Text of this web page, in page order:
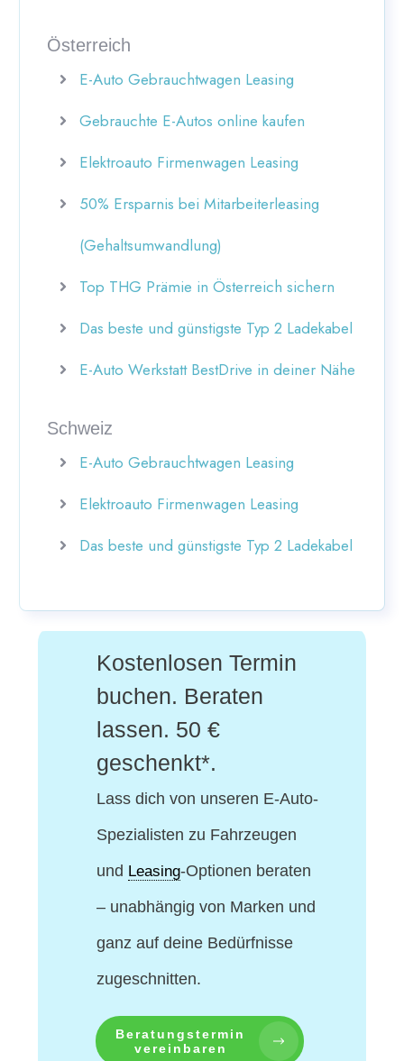
Österreich
E-Auto Gebrauchtwagen Leasing
Gebrauchte E-Autos online kaufen
Elektroauto Firmenwagen Leasing
50% Ersparnis bei Mitarbeiterleasing
(Gehaltsumwandlung)
Top THG Prämie in Österreich sichern
Das beste und günstigste Typ 2 Ladekabel
E-Auto Werkstatt BestDrive in deiner Nähe
Schweiz
E-Auto Gebrauchtwagen Leasing
Elektroauto Firmenwagen Leasing
Das beste und günstigste Typ 2 Ladekabel
Kostenlosen Termin
buchen. Beraten
lassen. 50 €
geschenkt*.
Lass dich von unseren E-Auto-
Spezialisten zu Fahrzeugen
und Leasing-Optionen beraten
– unabhängig von Marken und
ganz auf deine Bedürfnisse
zugeschnitten.
Beratungstermin
vereinbaren